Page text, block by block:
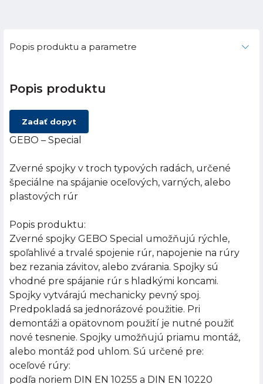
Popis produktu a parametre
Popis produktu
Zadať dopyt
GEBO – Special
Zverné spojky v troch typových radách, určené
špeciálne na spájanie oceľových, varných, alebo
plastových rúr
Popis produktu:
Zverné spojky GEBO Special umožňujú rýchle,
spoľahlivé a trvalé spojenie rúr, napojenie na rúry
bez rezania závitov, alebo zvárania. Spojky sú
vhodné pre spájanie rúr s hladkými koncami.
Spojky vytvárajú mechanicky pevný spoj.
Predpokladá sa jednorázové použitie. Pri
demontáži a opätovnom použití je nutné použiť
nové tesnenie. Spojky umožňujú priamu montáž,
alebo montáž pod uhlom. Sú určené pre:
oceľové rúry:
podľa noriem DIN EN 10255 a DIN EN 10220